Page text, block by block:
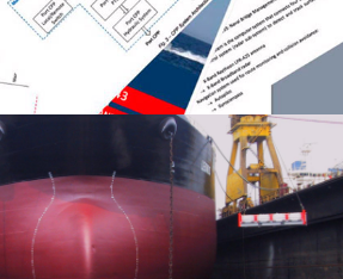
DE DOCUMENTS
et de formation